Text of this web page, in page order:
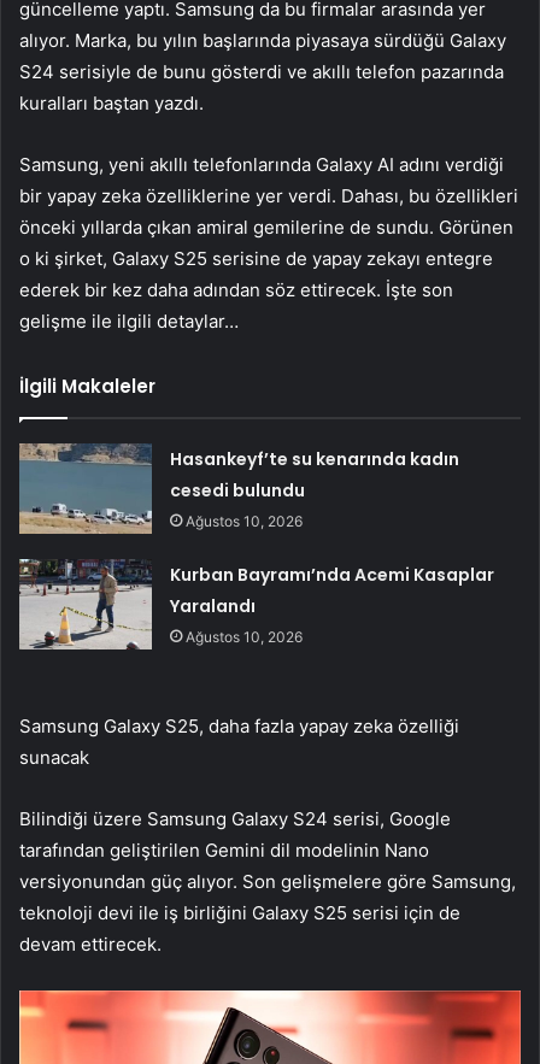
güncelleme yaptı. Samsung da bu firmalar arasında yer
alıyor. Marka, bu yılın başlarında piyasaya sürdüğü Galaxy
S24 serisiyle de bunu gösterdi ve akıllı telefon pazarında
kuralları baştan yazdı.
Samsung, yeni akıllı telefonlarında Galaxy AI adını verdiği
bir yapay zeka özelliklerine yer verdi. Dahası, bu özellikleri
önceki yıllarda çıkan amiral gemilerine de sundu. Görünen
o ki şirket, Galaxy S25 serisine de yapay zekayı entegre
ederek bir kez daha adından söz ettirecek. İşte son
gelişme ile ilgili detaylar…
İlgili Makaleler
Hasankeyf’te su kenarında kadın
cesedi bulundu
Ağustos 10, 2026
Kurban Bayramı’nda Acemi Kasaplar
Yaralandı
Ağustos 10, 2026
Samsung Galaxy S25, daha fazla yapay zeka özelliği
sunacak
Bilindiği üzere Samsung Galaxy S24 serisi, Google
tarafından geliştirilen Gemini dil modelinin Nano
versiyonundan güç alıyor. Son gelişmelere göre Samsung,
teknoloji devi ile iş birliğini Galaxy S25 serisi için de
devam ettirecek.